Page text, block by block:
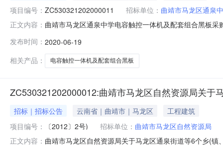
项目编号： ZC530321202000011 招标单位： 曲靖市马龙区通泉
正文内容： 曲靖市马龙区通泉中学电容触控一体机及配套组合黑板
委托，对该项目进行竞争性谈判采购，欢迎具有相应供
12530321431745426X单位地址：曲靖市
发布时间： 2020-06-19
相关产品：
电容触控一体机及配套组合黑板
ZC530321202000012:曲靖市马龙区自然资源局关于
招标｜招标公告 云南省｜曲靖市｜马龙区
工程建筑
项目编号：
〔2012〕2号) 招标单位： 曲靖市马龙区自然资源局
正文内容： 曲靖市马龙区自然资源局关于马龙区通泉街道等6个乡(